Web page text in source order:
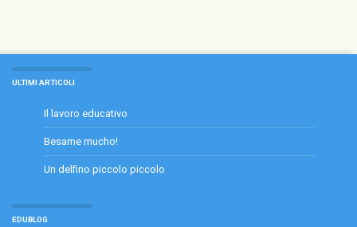
ULTIMI ARTICOLI
Il lavoro educativo
Besame mucho!
Un delfino piccolo piccolo
EDUBLOG